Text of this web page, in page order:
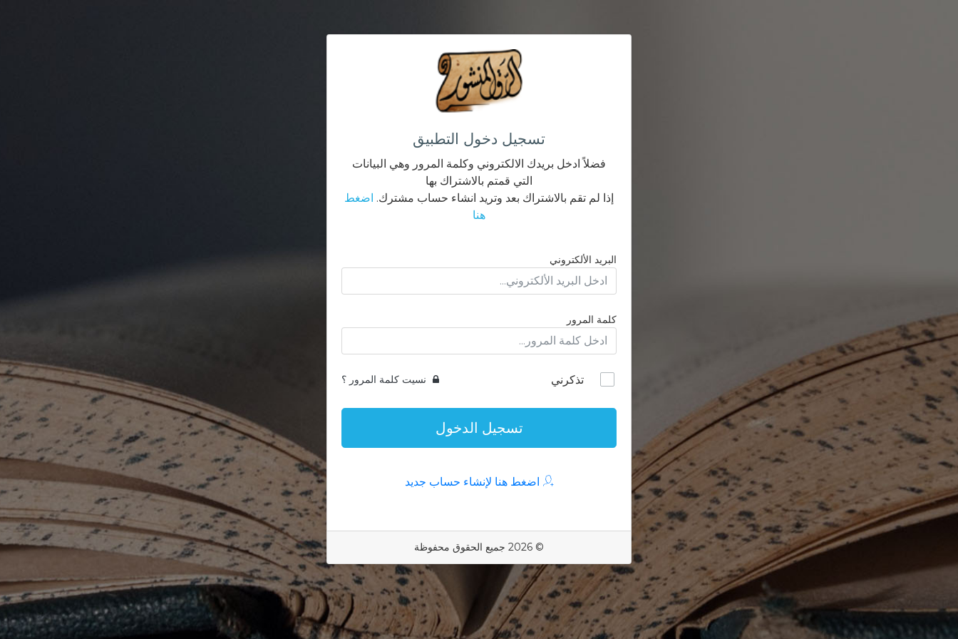
تسجيل دخول التطبيق
فضلاً ادخل بريدك الالكتروني وكلمة المرور وهي البيانات
التي قمتم بالاشتراك بها
إذا لم تقم بالاشتراك بعد وتريد انشاء حساب مشترك. اضغط
هنا
البريد الألكتروني
كلمة المرور
تذكرني نسيت كلمة المرور ؟
تسجيل الدخول
اضغط هنا لإنشاء حساب جديد
© 2026 جميع الحقوق محفوظة